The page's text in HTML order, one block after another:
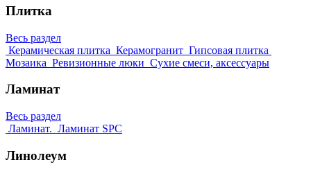
Плитка
Весь раздел
Керамическая плитка Керамогранит Гипсовая плитка
Мозаика Ревизионные люки Сухие смеси, аксессуары
Ламинат
Весь раздел
Ламинат. Ламинат SPC
Линолеум